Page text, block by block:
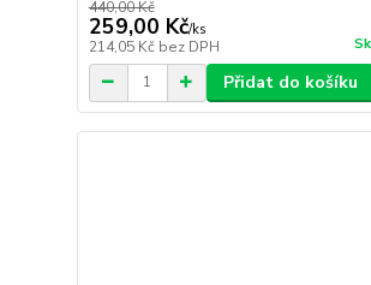
440,00 Kč
259,00 Kč/ks
214,05 Kč bez DPH
Přidat do košíku